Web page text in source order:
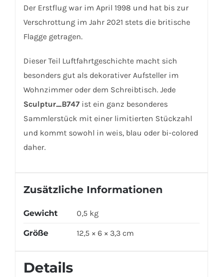
Der Erstflug war im April 1998 und hat bis zur
Verschrottung im Jahr 2021 stets die britische
Flagge getragen.
Dieser Teil Luftfahrtgeschichte macht sich
besonders gut als dekorativer Aufsteller im
Wohnzimmer oder dem Schreibtisch. Jede
Sculptur_B747 ist ein ganz besonderes
Sammlerstück mit einer limitierten Stückzahl
und kommt sowohl in weis, blau oder bi-colored
daher.
Zusätzliche Informationen
Gewicht 0,5 kg
Größe 12,5 × 6 × 3,3 cm
Details